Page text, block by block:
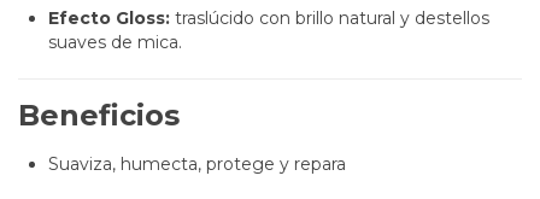
Efecto Gloss: traslúcido con brillo natural y destellos
suaves de mica.
Beneficios
Suaviza, humecta, protege y repara